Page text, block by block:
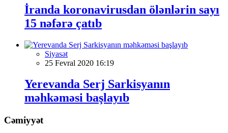
İranda koronavirusdan ölənlərin sayı
15 nəfərə çatıb
Siyasət
25 Fevral 2020 16:19
Yerevanda Serj Sarkisyanın
məhkəməsi başlayıb
Cəmiyyət